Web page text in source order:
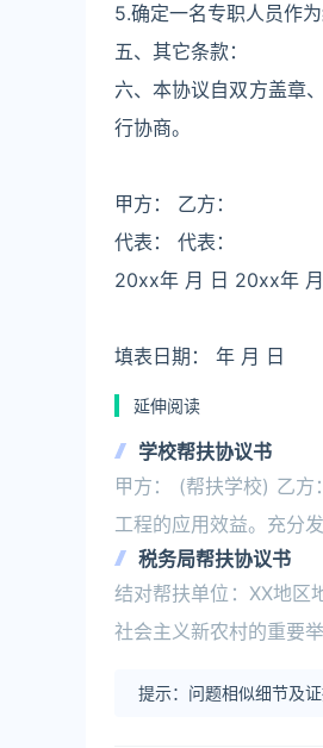
5.确定一名专职人员作
五、其它条款：
六、本协议自双方盖章
行协商。
甲方： 乙方：
代表： 代表：
20xx年 月 日 20xx年
填表日期： 年 月 日
延伸阅读
学校帮扶协议书
甲方： (帮扶学校) 乙方
工程的应用效益。充分
税务局帮扶协议书
结对帮扶单位：XX地区
社会主义新农村的重要
提示：问题相似细节及